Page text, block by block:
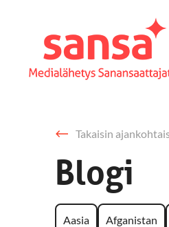
Takaisin
Blogi
Aasia Afganistan